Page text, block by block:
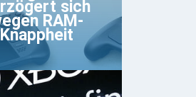
sich
RAM-
Knappheit